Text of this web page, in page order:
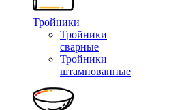
Тройники
Тройники
сварные
Тройники
штампованные